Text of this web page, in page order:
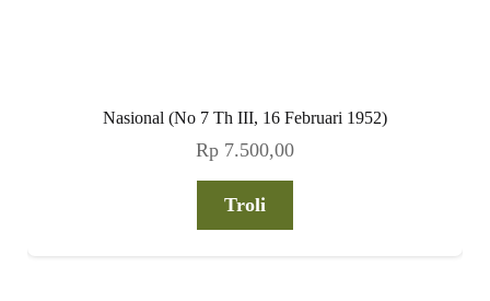
Nasional (No 7 Th III, 16 Februari 1952)
Rp 7.500,00
Troli